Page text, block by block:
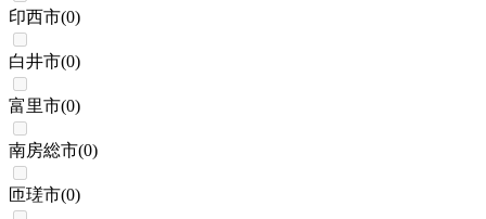
印西市(0)
白井市(0)
富里市(0)
南房総市(0)
匝瑳市(0)